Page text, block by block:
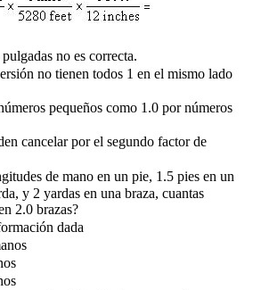
no es correcta.
no tienen todos 1 en el mismo lado
pequeños como 1.0 por números
cancelar por el segundo factor de
de mano en un pie, 1.5 pies en un
y 2 yardas en una braza, cuantas
2.0 brazas?
dada